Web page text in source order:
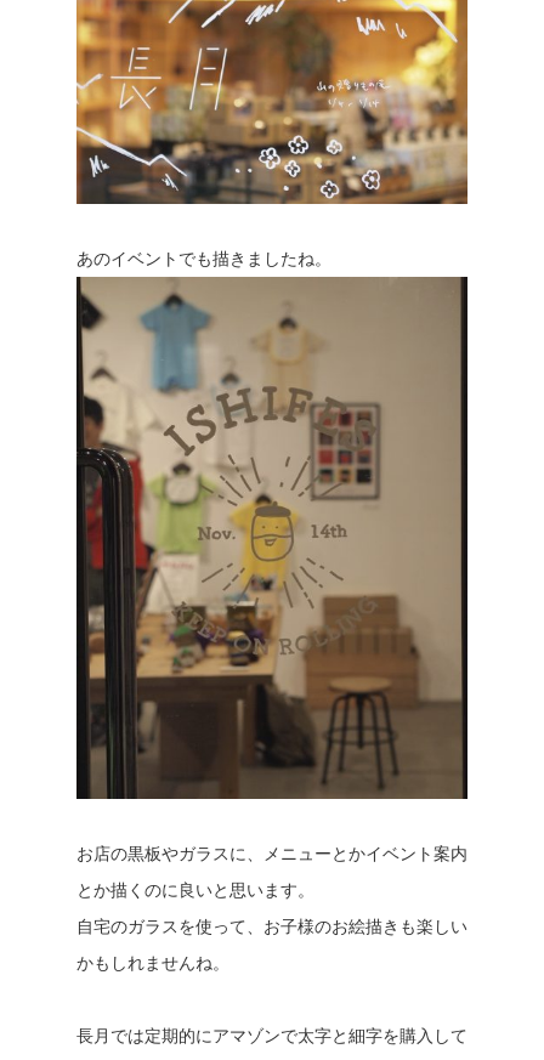
あのイベントでも描きましたね。
お店の黒板やガラスに、メニューとかイベント案内
とか描くのに良いと思います。
自宅のガラスを使って、お子様のお絵描きも楽しい
かもしれませんね。
長月では定期的にアマゾンで太字と細字を購入して